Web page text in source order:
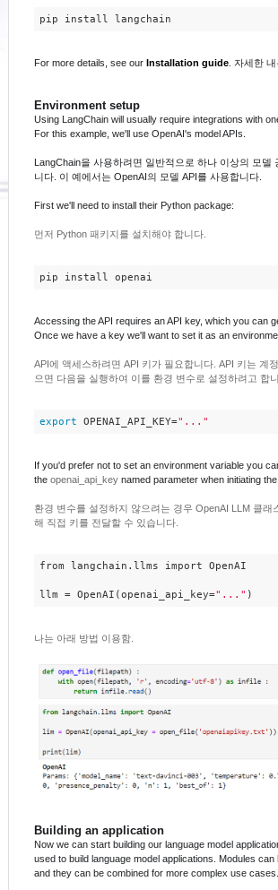
pip install langchain
For more details, see our Installation guide . 자세한
Environment setup
Using LangChain will usually require integrations with
For this example, we'll use OpenAI's model APIs.
LangChain을 사용하려면 일반적으로 하나 이상의 모
니다. 이 예에서는 OpenAI의 모델 API를 사용합니다.
First we'll need to install their Python package:
먼저 Python 패키지를 설치해야 합니다.
pip install openai
Accessing the API requires an API key, which you can
Once we have a key we'll want to set it as an
API에 액세스하려면 API 키가 필요합니다. API 키는 계
으면 다음을 실행하여 이를 환경 변수로 설정하려고 합
export OPENAI_API_KEY="..."
If you'd prefer not to set an environment variable you
the openai_api_key named parameter when initiating
환경 변수를 설정하지 않으려는 경우 OpenAI LLM 클
해 직접 키를 전달할 수 있습니다.
from langchain.llms import OpenAI
llm = OpenAI(openai_api_key="..." )
나는 아래 방법 이용함.
Building an application
Now we can start building our language model
used to build language model applications. Modules
and they can be combined for more complex use cases.